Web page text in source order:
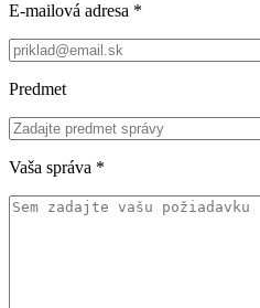
E-mailová adresa *
Predmet
Vaša správa *